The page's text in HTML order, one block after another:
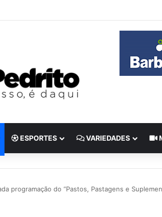
ESPORTES VARIEDADES
programação do “Pastos, Pastagens e